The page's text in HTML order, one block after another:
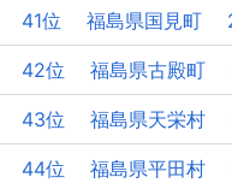
41位 福島県国見町
42位 福島県古殿町
43位 福島県天栄村
44位 福島県平田村